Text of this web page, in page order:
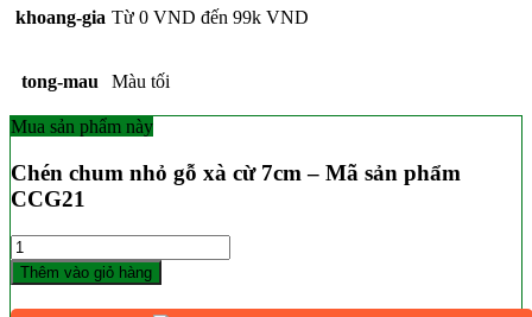
khoang-gia Từ 0 VND đến 99k VND
tong-mau Màu tối
Mua sản phẩm này
Chén chum nhỏ gỗ xà cừ 7cm – Mã sản phẩm
CCG21
Số
lượng
Thêm vào giỏ hàng